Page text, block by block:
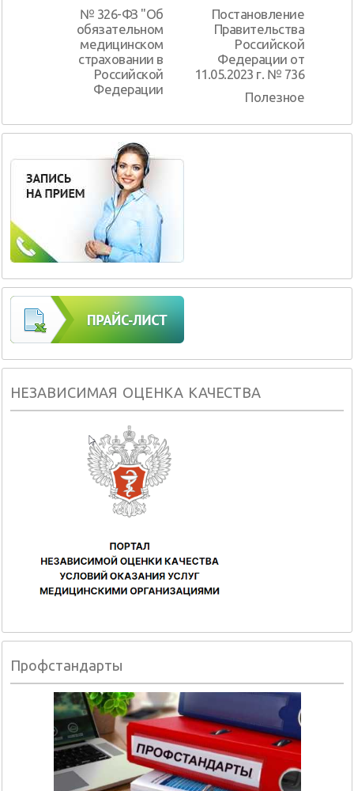
№ 326-ФЗ "Об
обязательном
медицинском
страховании в
Российской
Федерации
Постановление
Правительства
Российской
Федерации от
11.05.2023 г. № 736
Полезное
НЕЗАВИСИМАЯ ОЦЕНКА КАЧЕСТВА
Профстандарты